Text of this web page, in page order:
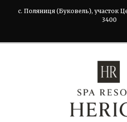
с. Поляниця (Буковель), участок
3400